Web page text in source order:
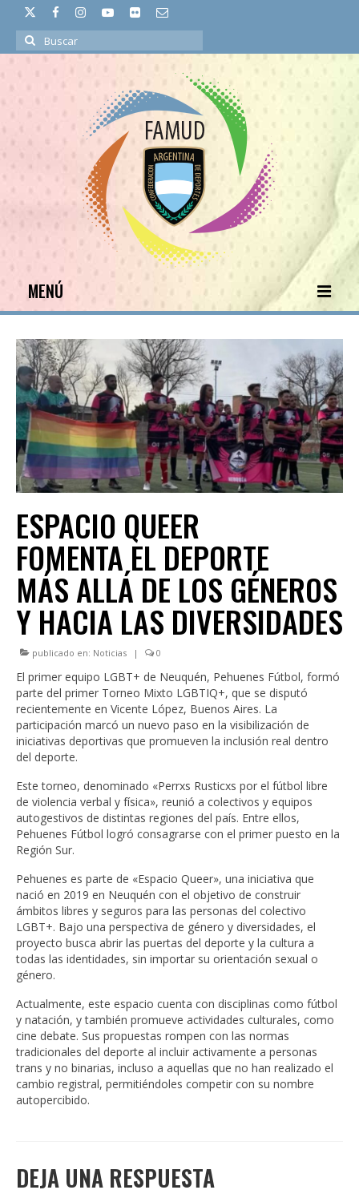
Buscar
por:
MENÚ
INICIO
INSTITUCIONAL
LEGISLACIÓN
CONSEJO FEDERAL
CAPACITACIONES
NOTICIAS
ESPACIO QUEER
FOMENTA EL DEPORTE
MÁS ALLÁ DE LOS GÉNEROS
Y HACIA LAS DIVERSIDADES
publicado en: Noticias | 0
El primer equipo LGBT+ de Neuquén, Pehuenes Fútbol, formó
parte del primer Torneo Mixto LGBTIQ+, que se disputó
recientemente en Vicente López, Buenos Aires. La
participación marcó un nuevo paso en la visibilización de
iniciativas deportivas que promueven la inclusión real dentro
del deporte.
Este torneo, denominado «Perrxs Rusticxs por el fútbol libre
de violencia verbal y física», reunió a colectivos y equipos
autogestivos de distintas regiones del país. Entre ellos,
Pehuenes Fútbol logró consagrarse con el primer puesto en la
Región Sur.
Pehuenes es parte de «Espacio Queer», una iniciativa que
nació en 2019 en Neuquén con el objetivo de construir
ámbitos libres y seguros para las personas del colectivo
LGBT+. Bajo una perspectiva de género y diversidades, el
proyecto busca abrir las puertas del deporte y la cultura a
todas las identidades, sin importar su orientación sexual o
género.
Actualmente, este espacio cuenta con disciplinas como fútbol
y natación, y también promueve actividades culturales, como
cine debate. Sus propuestas rompen con las normas
tradicionales del deporte al incluir activamente a personas
trans y no binarias, incluso a aquellas que no han realizado el
cambio registral, permitiéndoles competir con su nombre
autopercibido.
DEJA UNA RESPUESTA